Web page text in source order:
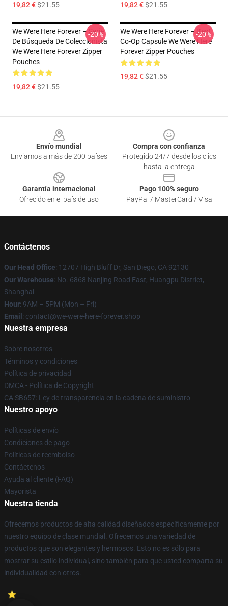
19,82 €$21.55 19,82 €$21.55
We Were Here Forever – Serie
De Búsqueda De Coleccionista
We Were Here Forever Zipper
Pouches
19,82 €$21.55
-20%
We Were Here Forever – Best
Co-Op Capsule We Were Here
Forever Zipper Pouches
19,82 €$21.55
-20%
Envío mundial
Enviamos a más de 200 países
Compra con confianza
Protegido 24/7 desde los clics
hasta la entrega
Garantía internacional
Ofrecido en el país de uso
Pago 100% seguro
PayPal / MasterCard / Visa
Contáctenos
Our Head Office: 12707 High Bluff Dr, San Diego, CA 92130
Our Warehouse: No. 6868 Nanjing Road East, Huangpu District,
Shanghai
Hour: 9AM – 5PM (Mon – Fri)
Email : contact@we-were-here-forever.shop
Nuestra empresa
Sobre nosotros
Términos y condiciones
Política de privacidad
DMCA - Política de Copyright
CA SB657: Ley de transparencia en la cadena de suministro
Nuestro apoyo
Políticas de envío
Condiciones de pago
Políticas de reembolso
Contáctenos
Ayuda al cliente (FAQ)
Mayorista
Nuestra tienda
Ofrecemos productos de alta calidad diseñados específicamente por
nuestro equipo de clase mundial. Ofrecemos una variedad de
productos que son elegantes y hermosos. Esto no es sólo para
mostrar su estilo individual, sino también para que usted comparta su
individualidad con otros.